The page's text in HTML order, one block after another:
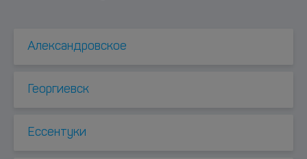
Александровское
Георгиевск
Ессентуки